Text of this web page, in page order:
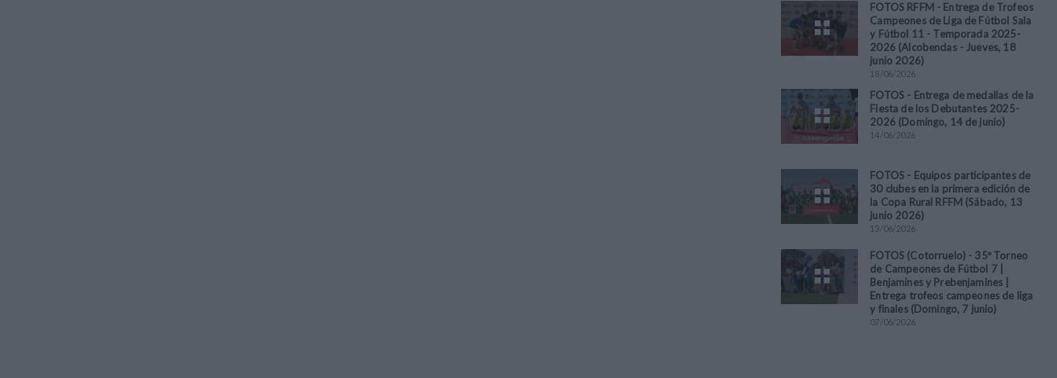
FOTOS RFFM - Entrega de Trofeos
Campeones de Liga de Fútbol Sala
y Fútbol 11 - Temporada 2025-
2026 (Alcobendas - Jueves, 18
junio 2026)
18/06/2026
FOTOS - Entrega de medallas de la
Fiesta de los Debutantes 2025-
2026 (Domingo, 14 de junio)
14/06/2026
FOTOS - Equipos participantes de
30 clubes en la primera edición de
la Copa Rural RFFM (Sábado, 13
junio 2026)
13/06/2026
FOTOS (Cotorruelo) - 35º Torneo
de Campeones de Fútbol 7 |
Benjamines y Prebenjamines |
Entrega trofeos campeones de liga
y finales (Domingo, 7 junio)
07/06/2026